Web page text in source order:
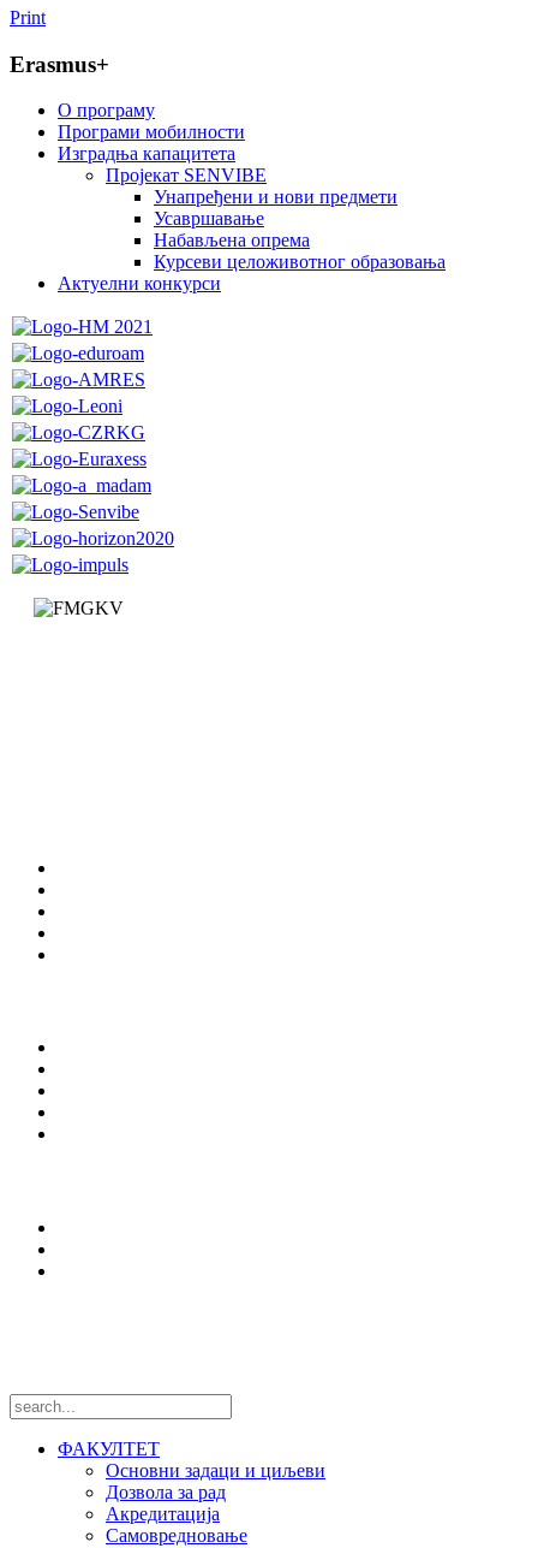
Print
Erasmus+
O програму
Програми мобилности
Изградња капацитета
Пројекат SENVIBE
Унапређени и нови предмети
Усавршавање
Набављена опрема
Курсеви целоживотног образовања
Актуелни конкурси
ФАКУЛТЕТ
Основни задаци и циљеви
Дозвола за рад
Акредитација
Самовредновање